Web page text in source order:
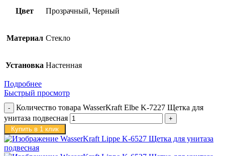
Цвет Прозрачный, Черный
Материал Стекло
Установка Настенная
Подробнее
Быстрый просмотр
Количество товара WasserKraft Elbe K-7227 Щетка для
унитаза подвесная
Купить в 1 клик